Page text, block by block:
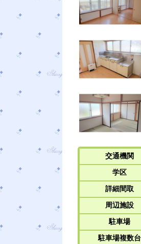
交通機関
学区
詳細間取
周辺施設
駐車場
駐車場複数台